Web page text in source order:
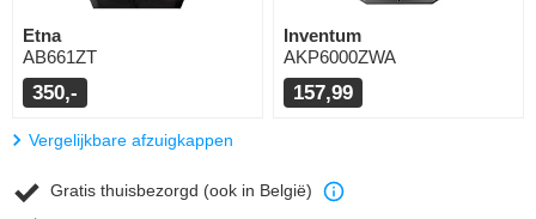
Etna
AB661ZT
350,-
Inventum
AKP6000ZWA
157,99
Vergelijkbare afzuigkappen
Gratis thuisbezorgd (ook in België)